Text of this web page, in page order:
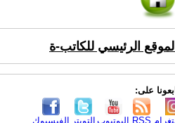
الموقع الرئيسي للكاتب-ة
على:
الفيسبوك التويتر اليوتيوب RSS